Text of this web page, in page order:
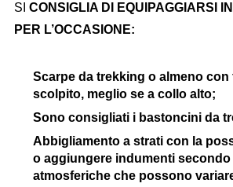
SI CONSIGLIA DI EQUIPAGGIARSI
PER L’OCCASIONE:
Scarpe da trekking o almeno
scolpito, meglio se a collo alto;
Sono consigliati i bastoncini da
Abbigliamento a strati con la
o aggiungere indumenti
atmosferiche che possono